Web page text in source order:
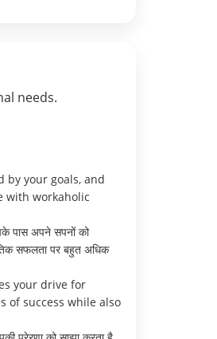
needs.
by your goals, and
with workaholic
पास अपने सपनों को
सफलता पर बहुत अधिक
your drive for
of success while also